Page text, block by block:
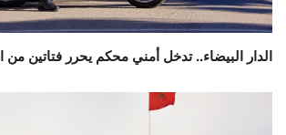
الدار البيضاء.. تدخل أمني محكم يحرر فتاتين من